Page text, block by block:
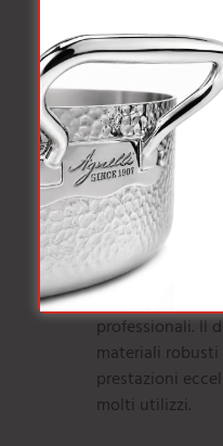
mescolare
semplicemente
in modo sicuro
Ogni prodotto
pensato per
cucina,
semplice ed
e bacinelle
progettate per
intensivo, tipico
professionali. Il
materiali
prestazioni
molti utilizzi.